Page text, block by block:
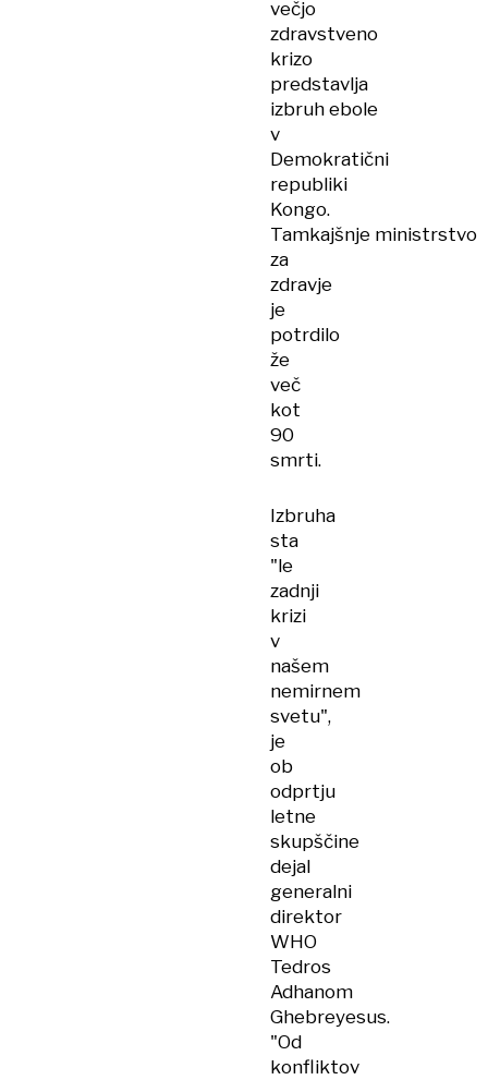
večjo
zdravstveno
krizo
predstavlja
izbruh ebole
v
Demokratični
republiki
Kongo.
Tamkajšnje ministrstvo
za
zdravje
je
potrdilo
že
več
kot
90
smrti.
Izbruha
sta
"le
zadnji
krizi
v
našem
nemirnem
svetu",
je
ob
odprtju
letne
skupščine
dejal
generalni
direktor
WHO
Tedros
Adhanom
Ghebreyesus.
"Od
konfliktov